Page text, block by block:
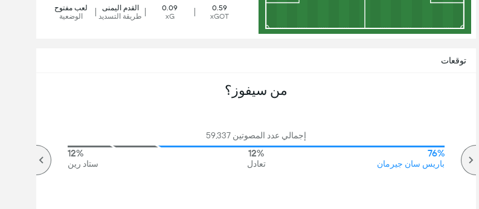
لعب مفتوح
الوضعية
القدم اليمنى
طريقة التسديد
0.09
xG
0.59
xGOT
توقعات
من سيفوز؟
إجمالي عدد المصوتين 59,337
76%
باريس سان جيرمان
12%
تعادل
12%
ستاد رين